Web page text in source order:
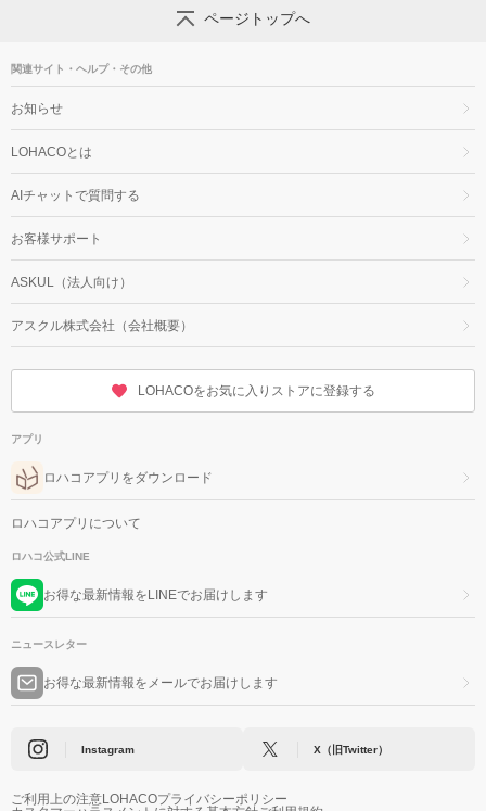
ページトップへ
関連サイト・ヘルプ・その他
お知らせ
LOHACOとは
AIチャットで質問する
お客様サポート
ASKUL（法人向け）
アスクル株式会社（会社概要）
LOHACOをお気に入りストアに登録する
アプリ
ロハコアプリをダウンロード
ロハコアプリについて
ロハコ公式LINE
お得な最新情報をLINEでお届けします
ニュースレター
お得な最新情報をメールでお届けします
Instagram X（旧Twitter）
ご利用上の注意LOHACOプライバシーポリシー